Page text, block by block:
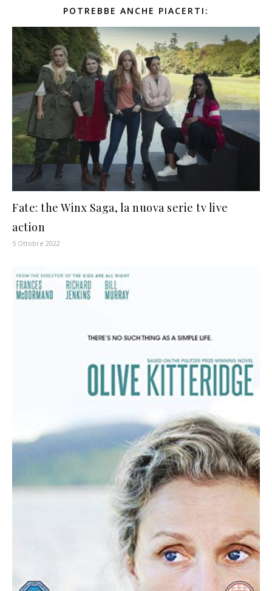
POTREBBE ANCHE PIACERTI:
Fate: the Winx Saga, la nuova serie tv live
action
5 Ottobre 2022